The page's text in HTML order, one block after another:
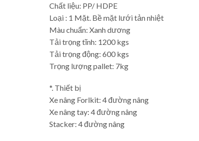
Chất liệu: PP/ HDPE
Loại : 1 Mặt. Bề mặt lưới tản nhiệt
Màu chuẩn: Xanh dương
Tải trọng tĩnh: 1200 kgs
Tải trọng động: 600 kgs
Trọng lượng pallet: 7kg
*. Thiết bị
Xe nâng Forlkit: 4 đường nâng
Xe nâng tay: 4 đường nâng
Stacker: 4 đường nâng